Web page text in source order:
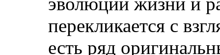
перекликается с
есть ряд